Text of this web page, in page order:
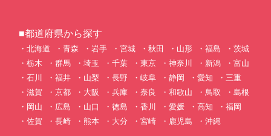
■都道府県から探す
北海道 青森 岩手 宮城 秋田 山形 福島
茨城
栃木
群馬 埼玉 千葉 東京 神奈川 新潟
富山
石川
福井 山梨 長野 岐阜 静岡 愛知
三重
滋賀
京都 大阪 兵庫 奈良 和歌山 鳥取
島根
岡山
広島 山口 徳島 香川 愛媛 高知
福岡
佐賀
長崎 熊本 大分 宮崎 鹿児島 沖縄